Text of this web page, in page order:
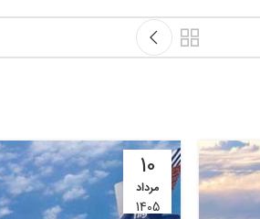
10
مرداد
1405